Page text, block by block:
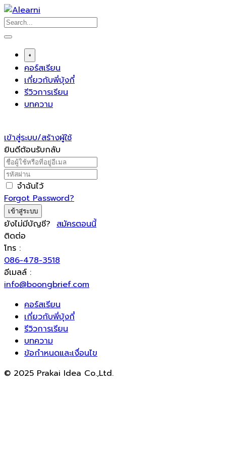
Skip
to
content
+
คอร์สเรียน
เกี่ยวกับพี่บุ้งกี๋
รีวิวการเรียน
บทความ
เข้าสู่ระบบ/สร้างผู้ใช้
ยินดีต้อนรับกลับ
จำฉันไว้
Forgot Password?
เข้าสู่ระบบ
ยังไม่มีบัญชี? สมัครตอนนี้
ติดต่อ
โทร :
086-478-3518
อีเมลล์ :
info@boongbrief.com
คอร์สเรียน
เกี่ยวกับพี่บุ้งกี๋
รีวิวการเรียน
บทความ
ข้อกำหนดและเงื่อนไข
© 2025 Prakai Idea Co.,Ltd.